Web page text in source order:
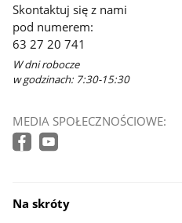
Skontaktuj się z nami
pod numerem:
63 27 20 741
W dni robocze
w godzinach: 7:30-15:30
MEDIA SPOŁECZNOŚCIOWE:
Na skróty